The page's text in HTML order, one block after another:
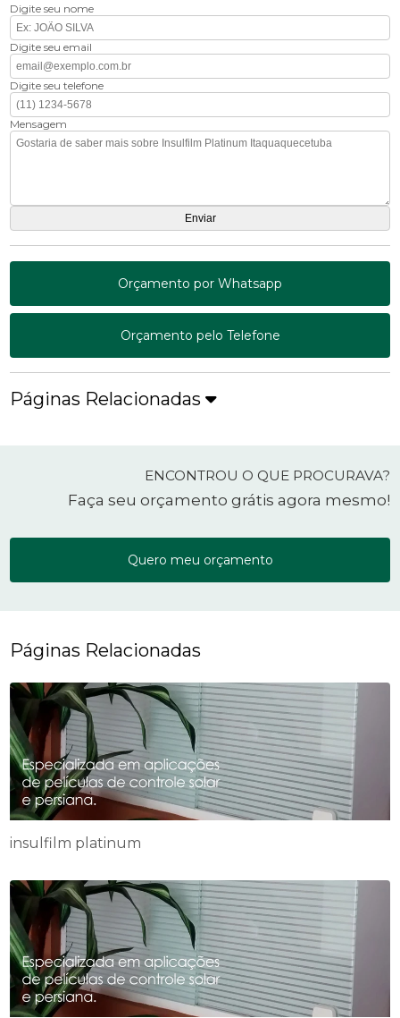
Digite seu nome
Digite seu email
Digite seu telefone
Mensagem
Orçamento por Whatsapp
Orçamento pelo Telefone
Páginas Relacionadas
ENCONTROU O QUE PROCURAVA?
Faça seu orçamento grátis agora mesmo!
Quero meu orçamento
Páginas Relacionadas
insulfilm platinum